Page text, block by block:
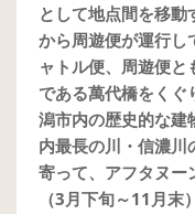
として地点間を移
から周遊便が運行
ャトル便、周遊便
である萬代橋をく
潟市内の歴史的な建
内最長の川・信濃川
寄って、アフタヌー
（3月下旬～11月